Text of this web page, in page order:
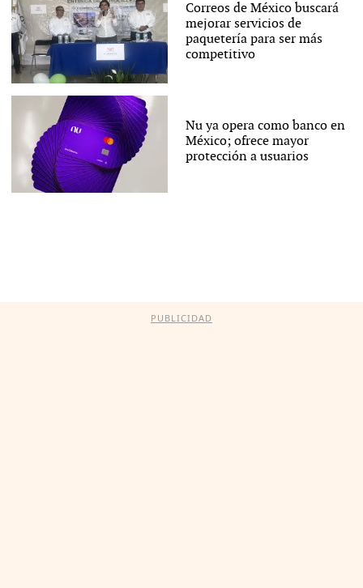
Correos de México buscará
mejorar servicios de
paquetería para ser más
competitivo
Nu ya opera como banco en
México; ofrece mayor
protección a usuarios
PUBLICIDAD